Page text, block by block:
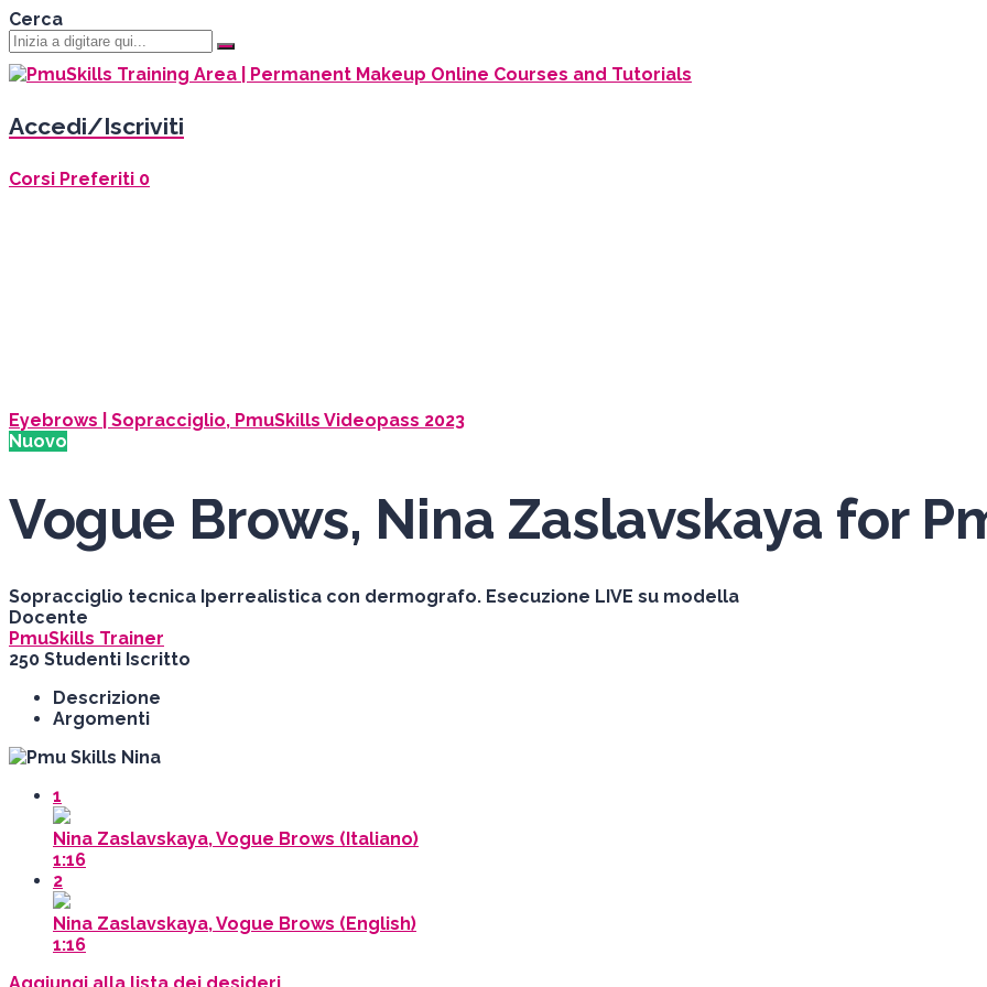
Cerca
Accedi/Iscriviti
Corsi Preferiti 0
Eyebrows | Sopracciglio, PmuSkills Videopass 2023
Nuovo
Vogue Brows, Nina Zaslavskaya for
Sopracciglio tecnica Iperrealistica con dermografo. Esecuzione LIVE su modella
Docente
PmuSkills Trainer
250 Studenti Iscritto
Descrizione
Argomenti
1
Nina Zaslavskaya, Vogue Brows (Italiano)
1:16
2
Nina Zaslavskaya, Vogue Brows (English)
1:16